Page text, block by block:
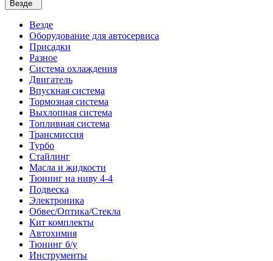
Везде
Везде
Оборудование для автосервиса
Присадки
Разное
Система охлаждения
Двигатель
Впускная система
Тормозная система
Выхлопная система
Топливная система
Трансмиссия
Турбо
Стайлинг
Масла и жидкости
Тюнинг на ниву 4-4
Подвеска
Электроника
Обвес/Оптика/Стекла
Кит комплекты
Автохимия
Тюнинг б/у
Инструменты